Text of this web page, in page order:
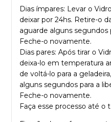
Dias ímpares: Levar o
deixar por 24hs. Retire-o
aguarde alguns segundos
Feche-o novamente.
Dias pares: Após tirar o
deixa-lo em temperatura
de voltá-lo para a
alguns segundos para a
Feche-o novamente.
Faça esse processo até o